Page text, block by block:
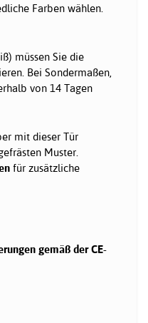
Farben wählen.
müssen Sie die
Bei Sondermaßen,
von 14 Tagen
mit dieser Tür
Muster.
für zusätzliche
gemäß der CE-